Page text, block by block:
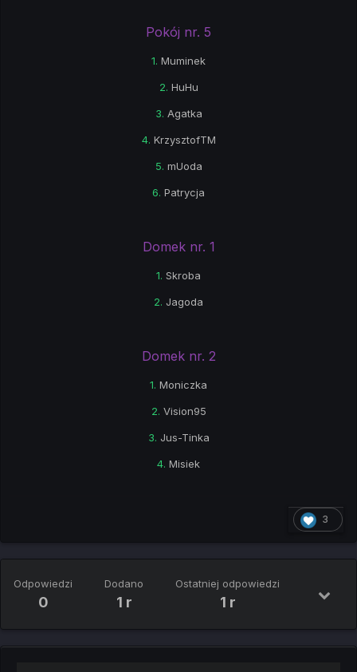
Pokój nr. 5
1. Muminek
2. HuHu
3. Agatka
4. KrzysztofTM
5. mUoda
6. Patrycja
Domek nr. 1
1. Skroba
2. Jagoda
Domek nr. 2
1. Moniczka
2. Vision95
3. Jus-Tinka
4. Misiek
3
Odpowiedzi
0
Dodano
1 r
Ostatniej odpowiedzi
1 r